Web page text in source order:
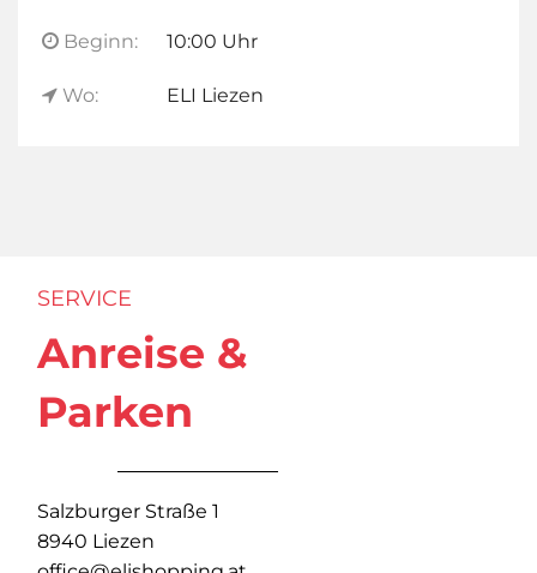
Beginn: 10:00 Uhr
Wo: ELI Liezen
SERVICE
Anreise &
Parken
Salzburger Straße 1
8940 Liezen